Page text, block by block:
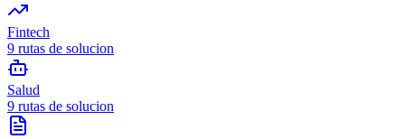
Fintech
9 rutas de solucion
Salud
9 rutas de solucion